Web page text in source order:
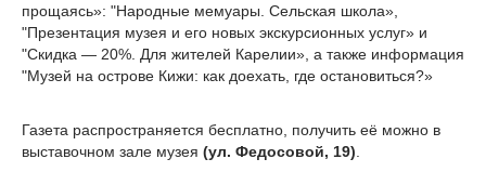
прощаясь»: "Народные мемуары. Сельская школа»,
"Презентация музея и его новых экскурсионных услуг» и
"Скидка — 20%. Для жителей Карелии», а также информация
"Музей на острове Кижи: как доехать, где остановиться?»
Газета распространяется бесплатно, получить её можно в
выставочном зале музея (ул. Федосовой, 19)